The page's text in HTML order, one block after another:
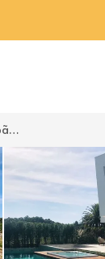
Casa de Condomínio em Parque Antártica, Capão da Canoa-RS por R$ 27.200.000